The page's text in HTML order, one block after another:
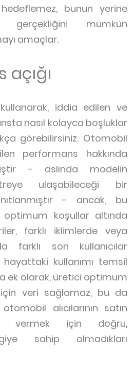
bunun yerine
gerçekliğini mümkün
amaçlar.
iddia edilen ve
nasıl kolayca boşluklar
görebilirsiniz. Otomobil
performans hakkında
- aslında modelin
ulaşabileceği bir
- ancak, bu
optimum koşullar altında
farklı iklimlerde veya
farklı son kullanıcılar
kullanımı temsil
ek olarak, üretici optimum
veri sağlamaz, bu da
alıcılarının satın
vermek için doğru,
sahip olmadıkları